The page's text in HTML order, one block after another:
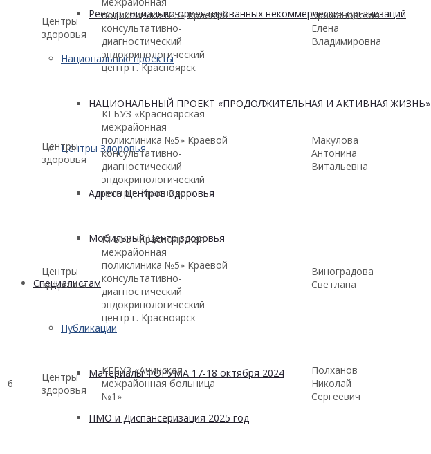
Реестр социально ориентированных некоммерческих организаций
Национальные проекты
НАЦИОНАЛЬНЫЙ ПРОЕКТ «ПРОДОЛЖИТЕЛЬНАЯ И АКТИВНАЯ ЖИЗНЬ»
Центры Здоровья
Адреса Центров Здоровья
Мобильный Центр здоровья
Cпециалистам
Публикации
Материалы ФОРУМА 17-18 октября 2024
ПМО и Диспансеризация 2025 год
Центры
здоровья
поликлиника №5» Краевой
консультативно-
диагностический
эндокринологический
центр г. Красноярск
Крижановская
Елена
Владимировна
Центры
здоровья
КГБУЗ «Красноярская
межрайонная
поликлиника №5» Краевой
консультативно-
диагностический
эндокринологический
центр г. Красноярск
Макулова
Антонина
Витальевна
Центры
здоровья
КГБУЗ «Красноярская
межрайонная
поликлиника №5» Краевой
консультативно-
диагностический
эндокринологический
центр г. Красноярск
Виноградова
Светлана
6
Центры
здоровья
КГБУЗ «Ачинская
межрайонная больница
№1»
Полханов
Николай
Сергеевич